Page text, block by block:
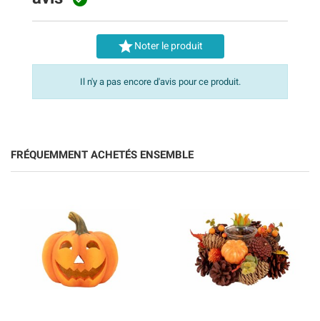
Noter le produit
Il n'y a pas encore d'avis pour ce produit.
FRÉQUEMMENT ACHETÉS ENSEMBLE